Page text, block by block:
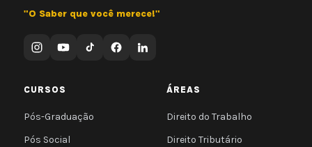
"O Saber que você merece!"
CURSOS
Pós-Graduação
Pós Social
ÁREAS
Direito do Trabalho
Direito Tributário